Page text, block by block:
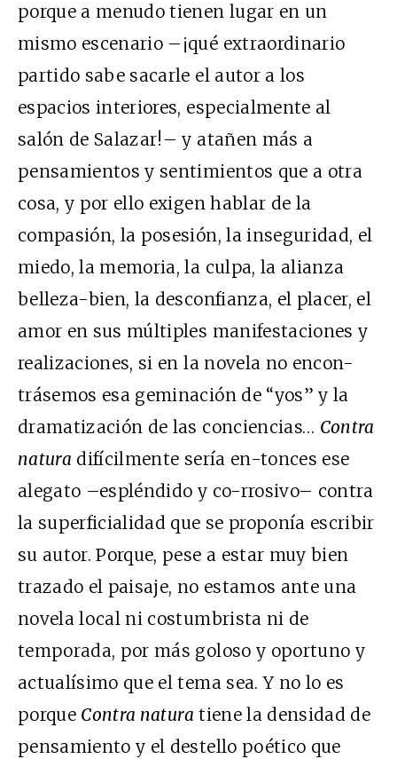
porque a menudo tienen lugar en un
mismo escenario –¡qué extraordinario
partido sabe sacarle el autor a los
espacios interiores, especialmente al
salón de Salazar!– y atañen más a
pensamientos y sentimientos que a otra
cosa, y por ello exigen hablar de la
compasión, la posesión, la inseguridad, el
miedo, la memoria, la culpa, la alianza
belleza-bien, la desconfianza, el placer, el
amor en sus múltiples manifestaciones y
realizaciones, si en la novela no encon-
trásemos esa geminación de “yos” y la
dramatización de las conciencias… Contra
natura difícilmente sería en-tonces ese
alegato –espléndido y co-rrosivo– contra
la superficialidad que se proponía escribir
su autor. Porque, pese a estar muy bien
trazado el paisaje, no estamos ante una
novela local ni costumbrista ni de
temporada, por más goloso y oportuno y
actualísimo que el tema sea. Y no lo es
porque Contra natura tiene la densidad de
pensamiento y el destello poético que